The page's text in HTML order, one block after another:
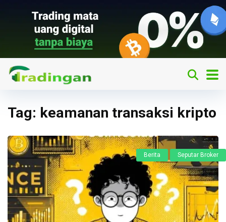
Tag: keamanan transaksi kripto
Berita Seputar Broker